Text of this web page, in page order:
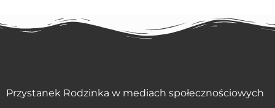
Przystanek Rodzinka w mediach społecznościowych